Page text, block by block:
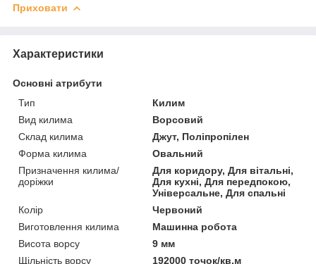
Приховати
Характеристики
Основні атрибути
Тип
Килим
Вид килима
Ворсовий
Склад килима
Джут, Поліпропілен
Форма килима
Овальний
Призначення килима/
доріжки
Для коридору, Для вітальні,
Для кухні, Для передпокою,
Універсальне, Для спальні
Колір
Червоний
Виготовлення килима
Машинна робота
Висота ворсу
9 мм
Щільність ворсу
192000 точок/кв.м